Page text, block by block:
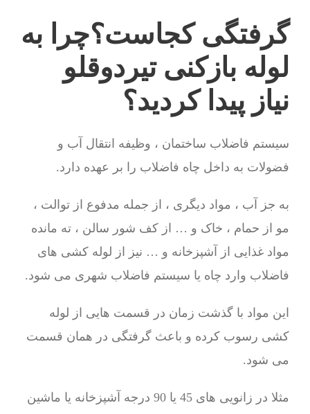
گرفتگی کجاست؟چرا به
لوله بازکنی تیردوقلو
نیاز پیدا کردید؟
سیستم فاضلاب ساختمان ، وظیفه انتقال آب و
فضولات به داخل چاه فاضلاب را بر عهده دارد.
به جز آب ، مواد دیگری ، از جمله مدفوع از توالت ،
مو از حمام ، خاک و … از کف شور سالن ، ته مانده
مواد غذایی از آشپزخانه و … نیز از لوله کشی های
فاضلاب وارد چاه یا سیستم فاضلاب شهری می شود.
این مواد با گذشت زمان در قسمت هایی از لوله
کشی رسوب کرده و باعث گرفتگی در همان قسمت
می شود.
مثلا در زانویی های 45 یا 90 درجه آشپزخانه یا ماشین